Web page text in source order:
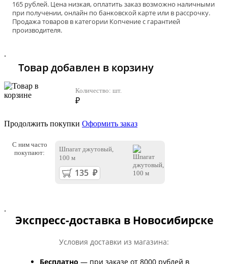
165 рублей. Цена низкая, оплатить заказ возможно наличными
при получении, онлайн по банковской карте или в рассрочку.
Продажа товаров в категории Копчениес гарантией
производителя.
.
Товар добавлен в корзину
Количество: шт.
₽
Продолжить покупки Оформить заказ
С ним часто
покупают:
Шпагат джутовый,
100 м
.
Экспресс-доставка в Новосибирске
Условия доставки из магазина:
Бесплатно — при заказе от 8000 рублей в